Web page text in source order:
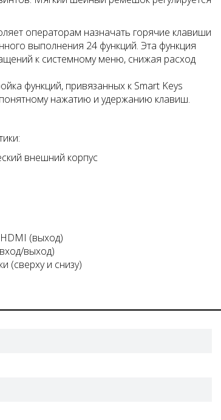
операторам назначать горячие клавиши
выполнения 24 функций. Эта функция
к системному меню, снижая расход
функций, привязанных к Smart Keys
нажатию и удержанию клавиш.
внешний корпус
(выход)
выход)
(сверху и снизу)